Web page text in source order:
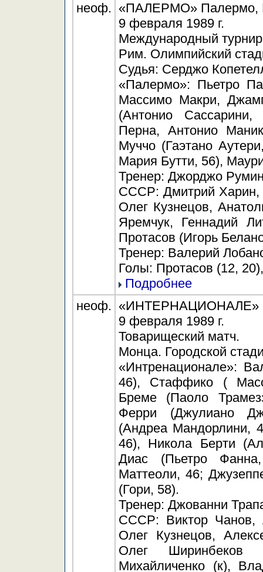
неоф. «ПАЛЕРМО» Палермо,
9 февраля 1989 г.
Международный
Рим. Олимпийский
Судья: Серджо
«Палермо»: Пьетро
Массимо Макри,
(Антонио
Перна, Антонио
Муччо (Гаэтано
Мария Бутти, 56),
Тренер: Джорджо
СССР: Дмитрий Харин,
Олег Кузнецов,
Яремчук, Геннадий
Протасов (Игорь
Тренер: Валерий
Голы: Протасов (12,
Подробнее
неоф. «ИНТЕРНАЦИОНАЛЕ»
9 февраля 1989 г.
Товарищеский матч.
Монца. Городской
«Интренационале»:
46), Стаффико (
Бреме (Паоло
Ферри (Джулиано
(Андреа Мандорлини,
46), Никола Берти
Диас (Пьетро
Маттеоли, 46;
(Гори, 58).
Тренер: Джованни
СССР: Виктор Чанов,
Олег Кузнецов,
Олег Ширинбеков
Михайличенко (к),